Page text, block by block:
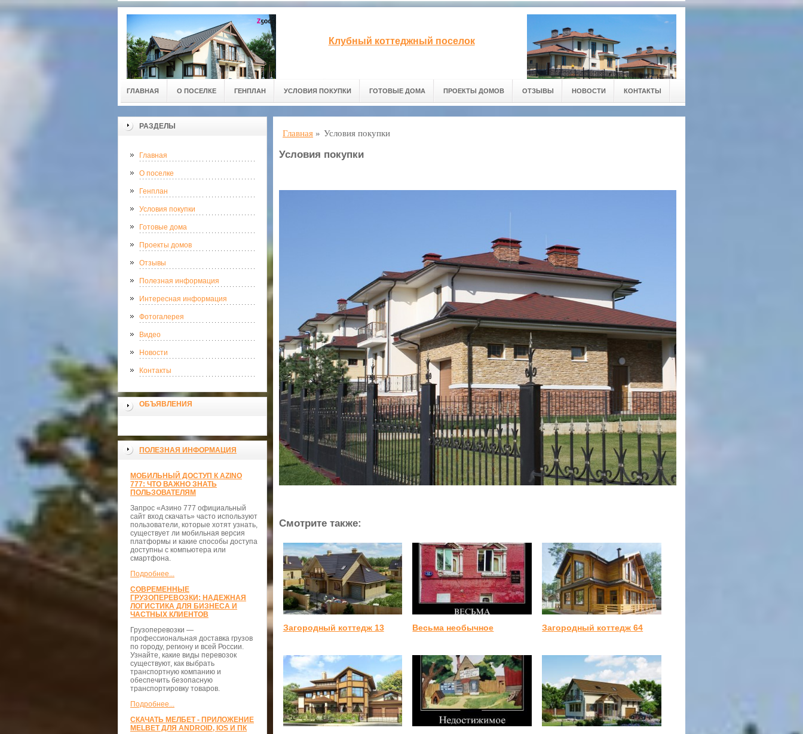
Клубный коттеджный поселок
ГЛАВНАЯ О ПОСЕЛКЕ ГЕНПЛАН УСЛОВИЯ ПОКУПКИ ГОТОВЫЕ ДОМА ПРОЕКТЫ ДОМОВ ОТЗЫВЫ НОВОСТИ КОНТАКТЫ
РАЗДЕЛЫ
Главная
О поселке
Генплан
Условия покупки
Готовые дома
Проекты домов
Отзывы
Полезная информация
Интересная информация
Фотогалерея
Видео
Новости
Контакты
ОБЪЯВЛЕНИЯ
ПОЛЕЗНАЯ ИНФОРМАЦИЯ
МОБИЛЬНЫЙ ДОСТУП К AZINO
777: ЧТО ВАЖНО ЗНАТЬ
ПОЛЬЗОВАТЕЛЯМ
Запрос «Азино 777 официальный
сайт вход скачать» часто используют
пользователи, которые хотят узнать,
существует ли мобильная версия
платформы и какие способы доступа
доступны с компьютера или
смартфона.
Подробнее...
СОВРЕМЕННЫЕ
ГРУЗОПЕРЕВОЗКИ: НАДЕЖНАЯ
ЛОГИСТИКА ДЛЯ БИЗНЕСА И
ЧАСТНЫХ КЛИЕНТОВ
Грузоперевозки —
профессиональная доставка грузов
по городу, региону и всей России.
Узнайте, какие виды перевозок
существуют, как выбрать
транспортную компанию и
обеспечить безопасную
транспортировку товаров.
Подробнее...
СКАЧАТЬ МЕЛБЕТ - ПРИЛОЖЕНИЕ
MELBET ДЛЯ ANDROID, IOS И ПК
Главная » Условия покупки
Условия покупки
Смотрите также:
Загородный коттедж 13 Весьма необычное Загородный коттедж 64